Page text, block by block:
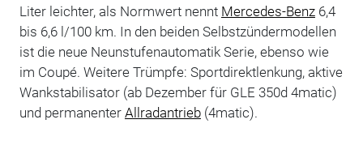
Liter leichter, als Normwert nennt Mercedes-Benz6,4
bis 6,6 l/100 km. In den beiden Selbstzündermodellen
ist die neue Neunstufenautomatik Serie, ebenso wie
im Coupé. Weitere Trümpfe: Sportdirektlenkung, aktive
Wankstabilisator (ab Dezember für GLE 350d 4matic)
und permanenter Allradantrieb(4matic).